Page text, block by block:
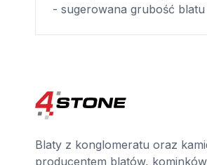
- sugerowana grubość blatu
Blaty z konglomeratu oraz
producentem blatów,